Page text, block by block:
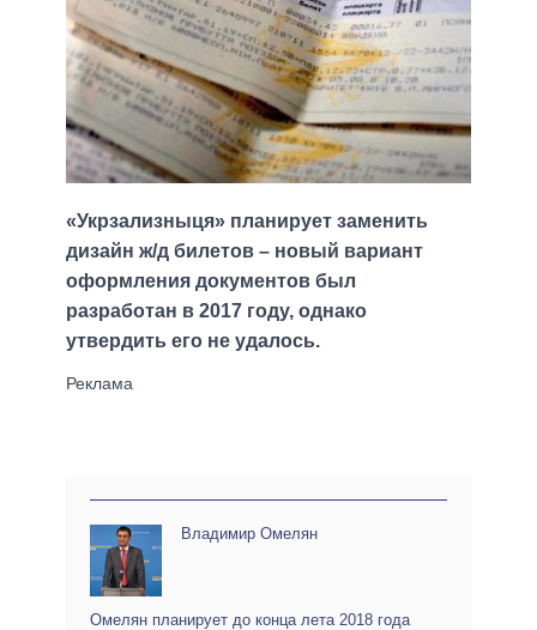
«Укрзализныця» планирует заменить
дизайн ж/д билетов – новый вариант
оформления документов был
разработан в 2017 году, однако
утвердить его не удалось.
Владимир Омелян
Омелян планирует до конца лета 2018 года